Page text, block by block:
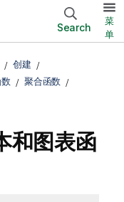
Search
菜
单
创建
聚合函数
和图表函